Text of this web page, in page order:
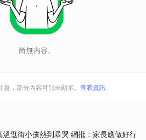
尚無內容。
意，部分內容可能未顯示。 查看資訊
溫逛街小孩熱到暴哭 網批：家長應做好行